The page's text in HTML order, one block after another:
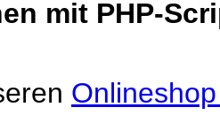
mit PHP-